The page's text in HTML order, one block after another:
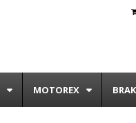
MOTOREX